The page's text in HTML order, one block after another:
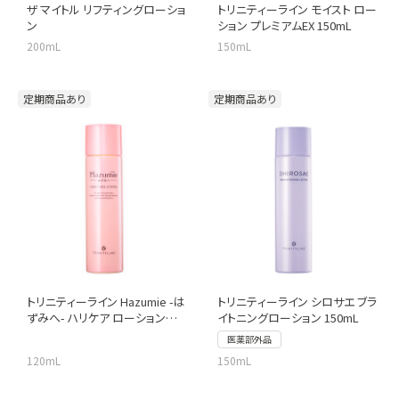
ザ マイトル リフティングローショ
ン
200mL
トリニティーライン モイスト ロー
ション プレミアムEX 150mL
150mL
定期商品あり
トリニティーライン Hazumie -は
ずみへ- ハリケア ローション
120mL
定期商品あり
トリニティーライン シロサエ ブラ
イトニングローション 150mL
医薬部外品
150mL